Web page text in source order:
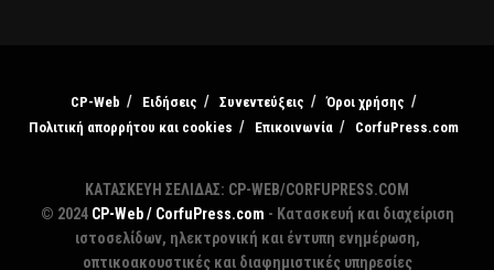
CP-Web Ειδήσεις Συνεντεύξεις
Όροι χρήσης
Πολιτική απορρήτου και cookies
Επικοινωνία CorfuPress.com
ΚΑΤΑΣΚΕΥΗ ΣΕΛΙΔΑΣ: CP-WEB/CORFUPRESS.COM
© 2024 CP-Web / CorfuPress.com - Κατασκευή και διαχείριση
ιστοσελίδων, ηλεκτρονική και έντυπη ενημέρωση,
οπτικοακουστικές και διαφημιστικές υπηρεσίες